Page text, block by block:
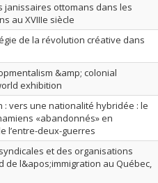
janissaires ottomans dans les
au XVIIIe siècle
de la révolution créative dans
&amp; colonial
exhibition
: vers une nationalité hybridée : le
«abandonnés» en
l’entre-deux-guerres
et des organisations
de l&apos;immigration au Québec,